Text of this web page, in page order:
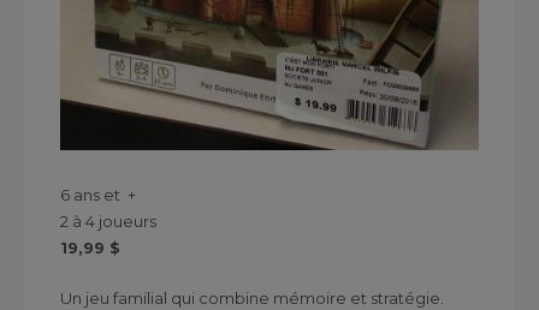
6 ans et +
2 à 4 joueurs
19,99 $
Un jeu familial qui combine mémoire et stratégie.